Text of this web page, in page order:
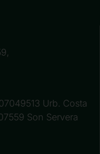
Urb. Costa
Son Servera